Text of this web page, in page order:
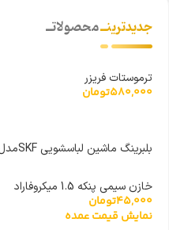
جدیدترینــمحصولاتــ
ترموستات فریزر
580,000تومان
بلبرینگ ماشین لباسشویی SKFمدل 6305 (25x62x17) 2Z
خازن سیمی پنکه 1.5 میکروفاراد
45,000تومان
نمایش قیمت عمده